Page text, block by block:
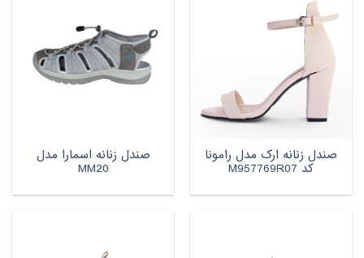
صندل زنانه ارک مدل رامونا
کد M957769R07
صندل زنانه اسمارا مدل
MM20